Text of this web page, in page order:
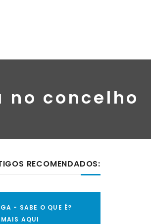
no concelho
RECOMENDADOS:
- SABE O QUE É?
AQUI